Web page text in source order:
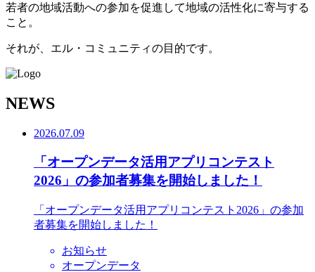
若者の地域活動への参加を促進して地域の活性化に寄与する
こと。
それが、エル・コミュニティの目的です。
NEWS
2026.07.09
「オープンデータ活用アプリコンテスト
2026」の参加者募集を開始しました！
「オープンデータ活用アプリコンテスト2026」の参加
者募集を開始しました！
お知らせ
オープンデータ